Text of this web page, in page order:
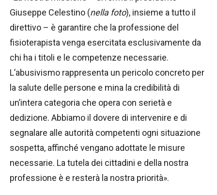
Giuseppe Celestino (nella foto), insieme a tutto il
direttivo – è garantire che la professione del
fisioterapista venga esercitata esclusivamente da
chi ha i titoli e le competenze necessarie.
L’abusivismo rappresenta un pericolo concreto per
la salute delle persone e mina la credibilità di
un’intera categoria che opera con serietà e
dedizione. Abbiamo il dovere di intervenire e di
segnalare alle autorità competenti ogni situazione
sospetta, affinché vengano adottate le misure
necessarie. La tutela dei cittadini e della nostra
professione è e resterà la nostra priorità».